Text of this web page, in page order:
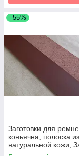
–55%
Заготовки для
коньячна, полоска из
натуральной кожи,
для ременя чорна,